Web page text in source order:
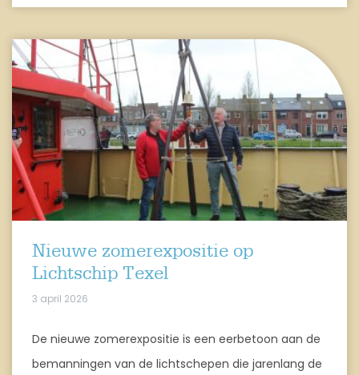
Nieuwe zomerexpositie op
Lichtschip Texel
3 april 2026
De nieuwe zomerexpositie is een eerbetoon aan de
bemanningen van de lichtschepen die jarenlang de